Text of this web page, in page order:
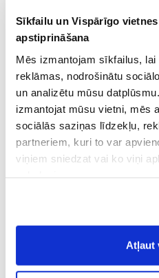
Sīkfailu un Vispārīgo
apstiprināšana
Mēs izmantojam sīkfailus,
reklāmas, nodrošinātu
un analizētu mūsu
izmantojat mūsu vietni, mēs
sociālās saziņas līdzekļu,
partneriem, kuri to var
viņiem sniedzat vai ko viņi
Vispārīgiem
noteikumiem(saīsināti -
Atļaut